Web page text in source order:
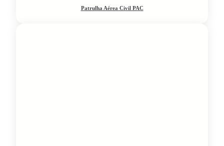
Patrulha Aérea Civil PAC